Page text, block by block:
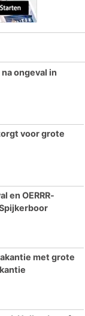
ongeval in
voor grote
en OERRR-
met grote